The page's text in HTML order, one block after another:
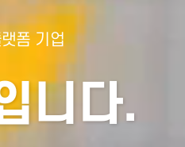
폼 기업
니다.